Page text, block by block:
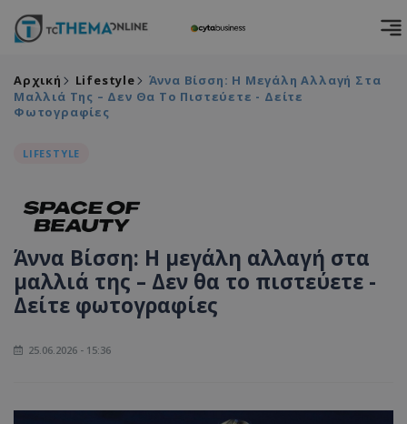
Αρχική Lifestyle
Άννα Βίσση: Η Μεγάλη Αλλαγή Στα
Μαλλιά Της – Δεν Θα Το Πιστεύετε - Δείτε
Φωτογραφίες
LIFESTYLE
Άννα Βίσση: Η μεγάλη αλλαγή στα
μαλλιά της – Δεν θα το πιστεύετε -
Δείτε φωτογραφίες
25.06.2026 - 15:36